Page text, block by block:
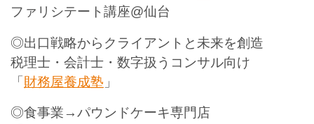
ファリシテート講座@仙台
◎出口戦略からクライアントと未来を創造
税理士・会計士・数字扱うコンサル向け
「財務屋養成塾 」
◎食事業→パウンドケーキ専門店